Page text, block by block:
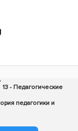
13 - Педагогические
педагогики и